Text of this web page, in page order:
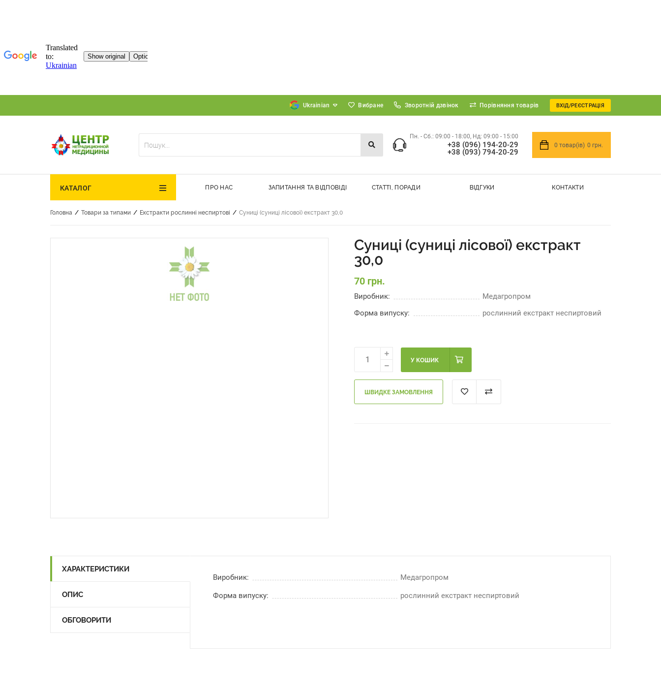
Вибране Зворотній дзвінок Порівняння товарів ВХІД/РЕЄСТРАЦІЯ
Пн. - Сб.: 09:00 - 18:00, Нд: 09:00 - 15:00
+38 (096) 194-20-29
+38 (093) 794-20-29
0 товар(ів) 0 грн.
КАТАЛОГ ПРО НАС ЗАПИТАННЯ ТА ВІДПОВІДІ СТАТТІ, ПОРАДИ ВІДГУКИ КОНТАКТИ
Головна / Товари за типами / Екстракти рослинні неспиртові / Суниці (суниці лісової) екстракт 30,0
Суниці (суниці лісової) екстракт
30,0
70 грн.
Виробник:
Медагропром
Форма випуску:
рослинний екстракт неспиртовий
У КОШИК
ШВИДКЕ ЗАМОВЛЕННЯ
ХАРАКТЕРИСТИКИ
ОПИС
ОБГОВОРИТИ
Виробник: Медагропром
Форма випуску: рослинний екстракт неспиртовий